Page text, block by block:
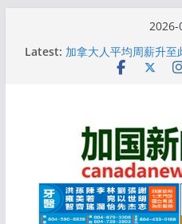
2026-
Latest: 个月
加拿大人平均周薪升至
特鲁多半裸与水果姐
更多名校恢复SAT 考